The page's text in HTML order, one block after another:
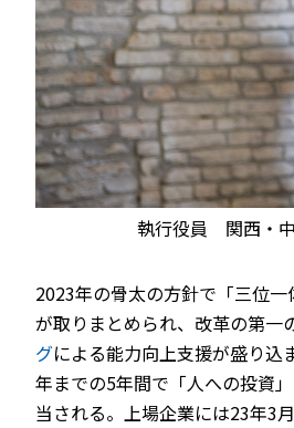
執行役員 関西・
2023年の骨太の方針で「三位一
が取りまとめられ、改革の第一
グによる能力向上支援が盛り込
年までの5年間で「人への投資
当される。上場企業には23年3